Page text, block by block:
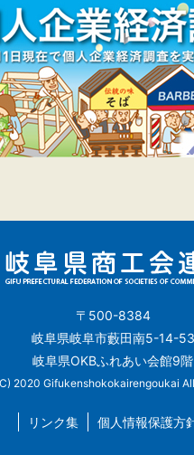
〒500-8384
岐阜県岐阜市藪田南5-14-53
岐阜県OKBふれあい会館9階
2020 Gifukenshokokairengoukai
リンク集 個人情報保護方